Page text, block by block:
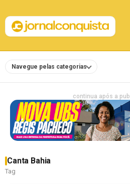
Navegue pelas categorias
continua após a
Canta Bahia
Tag